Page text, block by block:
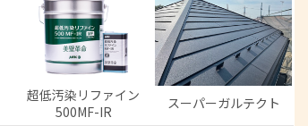
超低汚染リファイン
500MF-IR
スーパーガルテクト